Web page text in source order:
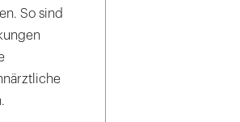
So sind